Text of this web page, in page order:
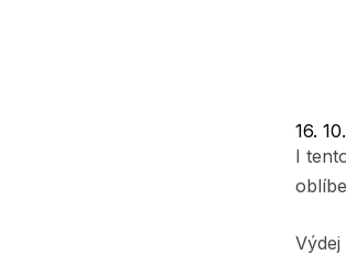
16.
I